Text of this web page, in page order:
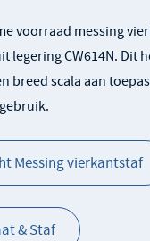
voorraad messing
legering CW614N. Dit
breed scala aan
Messing vierkantstaf
& Staf